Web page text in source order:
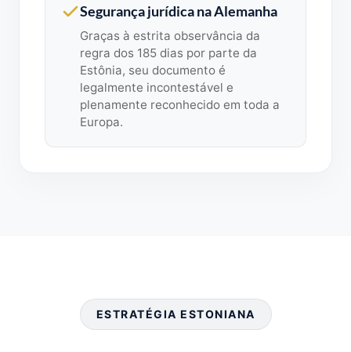
Segurança jurídica na Alemanha
Graças à estrita observância da
regra dos 185 dias por parte da
Estônia, seu documento é
legalmente incontestável e
plenamente reconhecido em toda a
Europa.
ESTRATÉGIA ESTONIANA